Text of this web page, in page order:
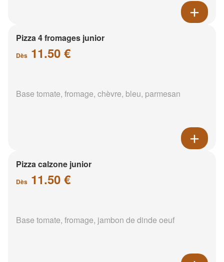
Pizza 4 fromages junior
Dès 11.50 €
Base tomate, fromage, chèvre, bleu, parmesan
Pizza calzone junior
Dès 11.50 €
Base tomate, fromage, jambon de dinde oeuf